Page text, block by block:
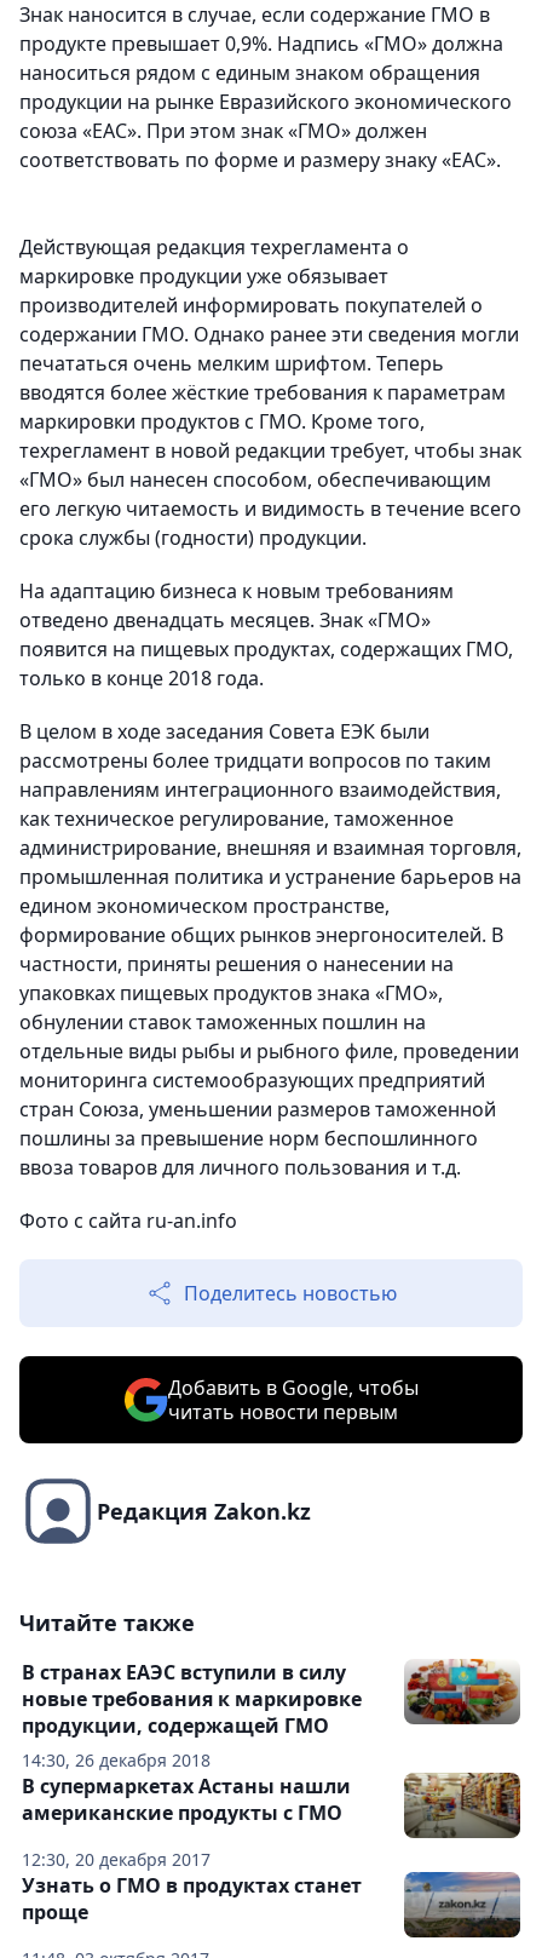
Знак наносится в случае, если содержание ГМО в
продукте превышает 0,9%. Надпись «ГМО» должна
наноситься рядом с единым знаком обращения
продукции на рынке Евразийского экономического
союза «ЕАС». При этом знак «ГМО» должен
соответствовать по форме и размеру знаку «ЕАС».
Действующая редакция техрегламента о
маркировке продукции уже обязывает
производителей информировать покупателей о
содержании ГМО. Однако ранее эти сведения могли
печататься очень мелким шрифтом. Теперь
вводятся более жёсткие требования к параметрам
маркировки продуктов с ГМО. Кроме того,
техрегламент в новой редакции требует, чтобы знак
«ГМО» был нанесен способом, обеспечивающим
его легкую читаемость и видимость в течение всего
срока службы (годности) продукции.
На адаптацию бизнеса к новым требованиям
отведено двенадцать месяцев. Знак «ГМО»
появится на пищевых продуктах, содержащих ГМО,
только в конце 2018 года.
В целом в ходе заседания Совета ЕЭК были
рассмотрены более тридцати вопросов по таким
направлениям интеграционного взаимодействия,
как техническое регулирование, таможенное
администрирование, внешняя и взаимная торговля,
промышленная политика и устранение барьеров на
едином экономическом пространстве,
формирование общих рынков энергоносителей. В
частности, приняты решения о нанесении на
упаковках пищевых продуктов знака «ГМО»,
обнулении ставок таможенных пошлин на
отдельные виды рыбы и рыбного филе, проведении
мониторинга системообразующих предприятий
стран Союза, уменьшении размеров таможенной
пошлины за превышение норм беспошлинного
ввоза товаров для личного пользования и т.д.
Фото с сайта ru-an.info
Поделитесь новостью
Добавить в Google, чтобы
читать новости первым
Редакция Zakon.kz
Читайте также
14:30, 26 декабря 2018
В странах ЕАЭС вступили в силу
новые требования к маркировке
продукции, содержащей ГМО
12:30, 20 декабря 2017
В супермаркетах Астаны нашли
американские продукты с ГМО
Узнать о ГМО в продуктах станет
проще